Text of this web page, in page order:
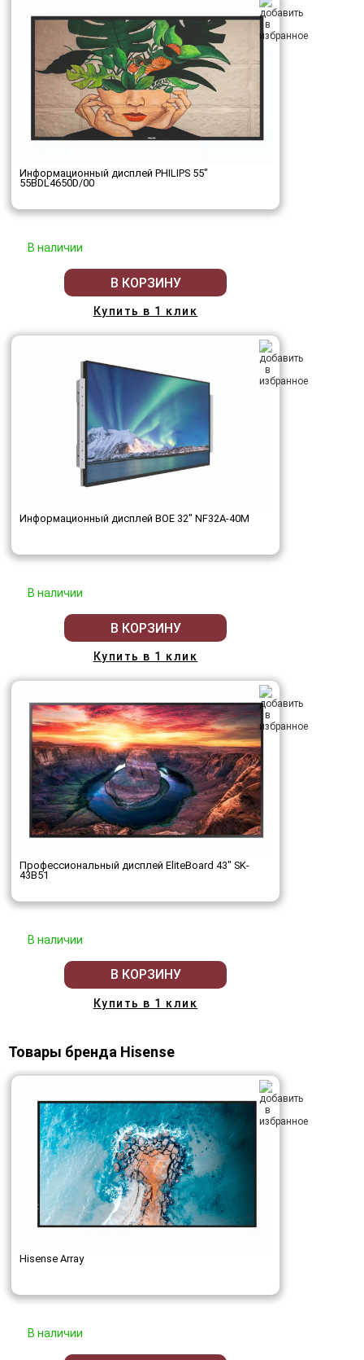
Информационный дисплей PHILIPS 55"
55BDL4650D/00
В наличии
В КОРЗИНУ
Купить в 1 клик
Информационный дисплей BOE 32" NF32A-40M
В наличии
В КОРЗИНУ
Купить в 1 клик
Профессиональный дисплей EliteBoard 43" SK-
43B51
В наличии
В КОРЗИНУ
Купить в 1 клик
Товары бренда Hisense
Hisense Array
В наличии